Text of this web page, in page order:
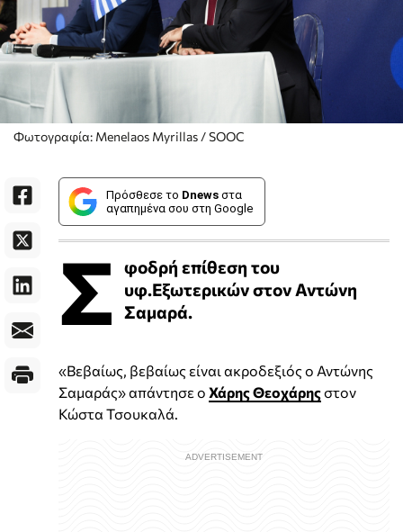
Φωτογραφία: Menelaos Myrillas / SOOC
Πρόσθεσε το Dnews στα
αγαπημένα σου στη Google
Σ φοδρή επίθεση του
υφ.Εξωτερικών στον Αντώνη
Σαμαρά.
«Βεβαίως, βεβαίως είναι ακροδεξιός ο Αντώνης
Σαμαράς» απάντησε ο Χάρης Θεοχάρηςστον
Κώστα Τσουκαλά.